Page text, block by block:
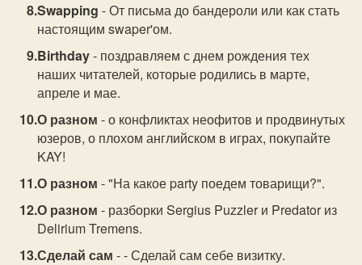
Swapping - От письма до бандероли или как стать
настоящим swaper'ом.
Birthday- поздравляем с днем рождения тех
наших читателей, которые родились в марте,
апреле и мае.
О разном - о конфликтах неофитов и продвинутых
юзеров, о плохом английском в играх, покупайте
KAY!
О разном - "На какое party поедем товарищи?".
О разном - разборки Sergius Puzzler и Predator из
Delirium Tremens.
Сделай сам - - Сделай сам себе визитку.